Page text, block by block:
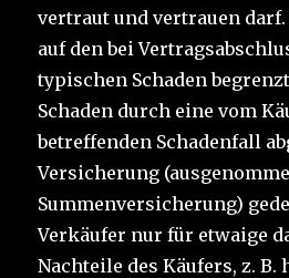
vertraut und vertrauen
auf den bei
typischen Schaden
Schaden durch eine vom
betreffenden Schadenfall
Versicherung
Summenversicherung)
Verkäufer nur für etwaige
Nachteile des Käufers, z. B.